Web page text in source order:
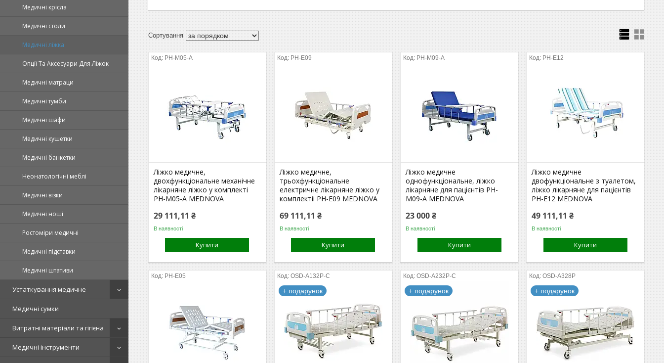
Медичні крісла
Медичні столи
Медичні ліжка
Опції Та Аксесуари Для Ліжок
Медичні матраци
Медичні тумби
Медичні шафи
Медичні кушетки
Медичні банкетки
Неонатологічні меблі
Медичні візки
Медичні ноші
Ростоміри медичні
Медичні підставки
Медичні штативи
Устаткування медичне
Медичні сумки
Витратні матеріали та гігієна
Медичні інструменти
PH-M05-A
Ліжко медичне,
двохфункціональне механічне
лікарняне ліжко у комплекті
PH-M05-A MEDNOVA
29 111,11 ₴
В наявності
Купити
PH-E09
Ліжко медичне,
трьохфункціональне
електричне лікарняне ліжко у
комплектіі PH-E09 MEDNOVA
69 111,11 ₴
В наявності
Купити
PH-M09-A
Ліжко медичне
однофункціональне, ліжко
лікарняне для пацієнтів PH-
M09-A MEDNOVA
23 000 ₴
В наявності
Купити
PH-E12
Ліжко медичне
двофункціональне з туалетом,
ліжко лікарняне для пацієнтів
PH-E12 MEDNOVA
49 111,11 ₴
В наявності
Купити
PH-E05 OSD-A132P-C
+ подарунок
OSD-A232P-C
+ подарунок
OSD-A328P
+ подарунок